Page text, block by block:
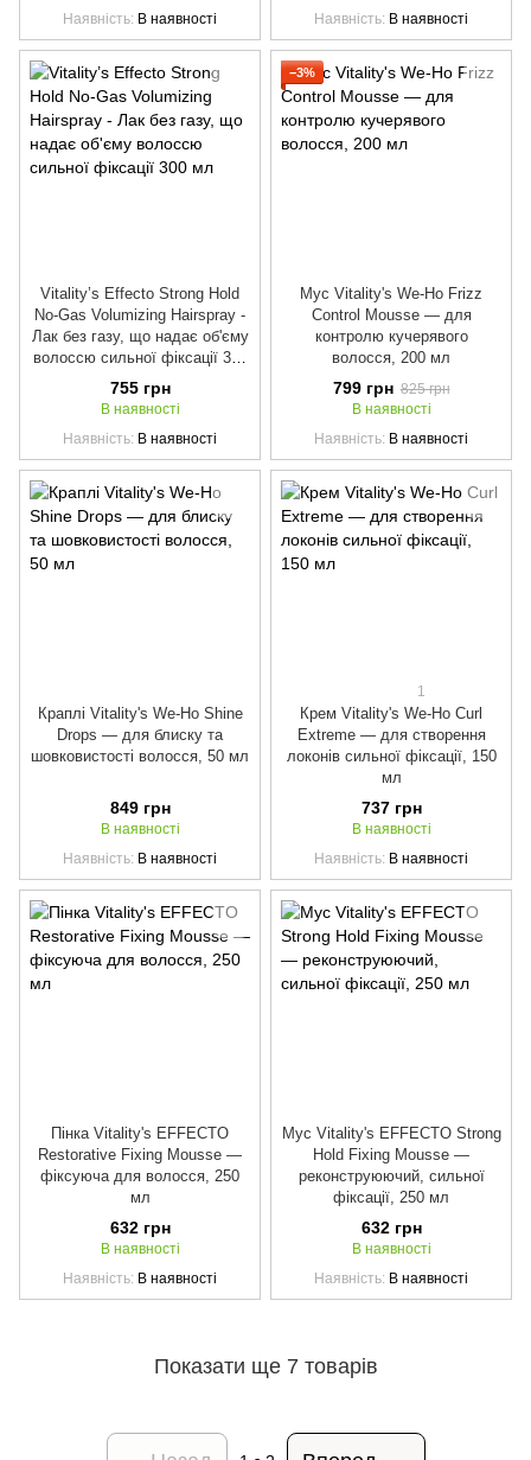
Наявність В наявності
Наявність В наявності
Vitality’s Effecto Strong Hold
No-Gas Volumizing Hairspray -
Лак без газу, що надає об'єму
волоссю сильної фіксації 300
мл
755 грн
В наявності
Наявність В наявності
−3%
Мус Vitality's We-Ho Frizz
Control Mousse — для
контролю кучерявого
волосся, 200 мл
799 грн 825 грн
В наявності
Наявність В наявності
Краплі Vitality's We-Ho Shine
Drops — для блиску та
шовковистості волосся, 50 мл
849 грн
В наявності
Наявність В наявності
1
Крем Vitality's We-Ho Curl
Extreme — для створення
локонів сильної фіксації, 150
мл
737 грн
В наявності
Наявність В наявності
Пінка Vitality's EFFECTO
Restorative Fixing Mousse —
фіксуюча для волосся, 250
мл
632 грн
В наявності
Наявність В наявності
Мус Vitality's EFFECTO Strong
Hold Fixing Mousse —
реконструюючий, сильної
фіксації, 250 мл
632 грн
В наявності
Наявність В наявності
Показати ще 7 товарів